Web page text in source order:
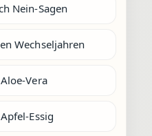
Nein-Sagen
Wechseljahren
Vera
Essig